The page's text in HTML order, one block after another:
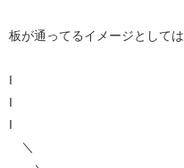
板が通ってるイメージとしては
I
I
I
＼